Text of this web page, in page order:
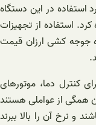
استفاده در این دستگاه
استفاده از تجهیزات
جوجه کشی ارزان قیمت
کنترل دما، موتورهای
همگی از عواملی هستند
و نرخ آن را بالا ببرند